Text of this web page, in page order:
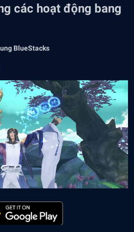
các hoạt động bang
BlueStacks